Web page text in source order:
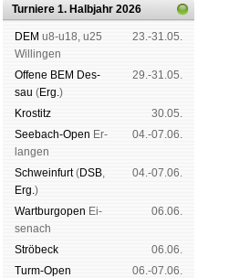
Turniere 1. Halbjahr 2026
DEM u8-u18, u25
Wil­lin­gen
23.-31.05.
Offene BEM Des­
sau (Erg.)
29.-31.05.
Kros­titz
30.05.
See­bach-Open Er­
lan­gen
04.-07.06.
Schwein­furt(DSB,
Erg.)
04.-07.06.
Wart­burg­open Ei­
se­nach
06.06.
Strö­beck
06.06.
Turm-Open
06.-07.06.